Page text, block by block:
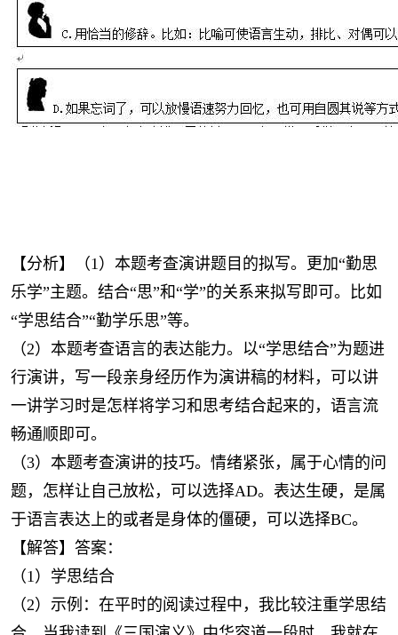
【分析】（1）本题考查演讲题目的拟写。更加“勤思
乐学”主题。结合“思”和“学”的关系来拟写即可。比如
“学思结合”“勤学乐思”等。
（2）本题考查语言的表达能力。以“学思结合”为题进
行演讲，写一段亲身经历作为演讲稿的材料，可以讲
一讲学习时是怎样将学习和思考结合起来的，语言流
畅通顺即可。
（3）本题考查演讲的技巧。情绪紧张，属于心情的问
题，怎样让自己放松，可以选择AD。表达生硬，是属
于语言表达上的或者是身体的僵硬，可以选择BC。
【解答】答案：
（1）学思结合
（2）示例：在平时的阅读过程中，我比较注重学思结